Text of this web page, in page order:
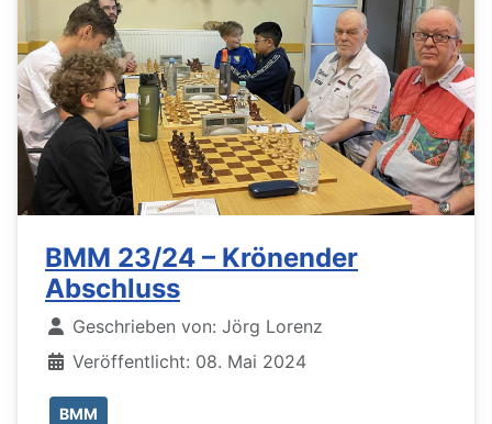
BMM 23/24 – Krönender
Abschluss
Details
Geschrieben von: Jörg Lorenz
Veröffentlicht: 08. Mai 2024
BMM